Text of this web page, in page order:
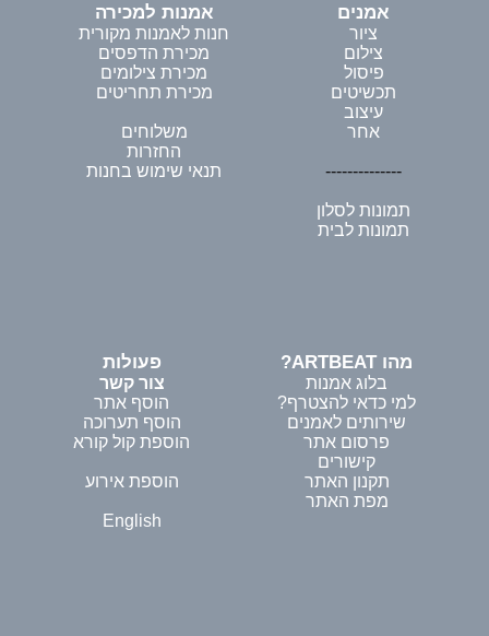
אמנים
ציור
צילום
פיסול
תכשיטים
עיצוב
אחר
--------------
תמונות לסלון
תמונות לבית
אמנות למכירה
חנות לאמנות מקורית
מכירת הדפסים
מכירת צילומים
מכירת תחריטים
משלוחים
החזרות
תנאי שימוש בחנות
מהו ARTBEAT?
בלוג אמנות
למי כדאי להצטרף?
שירותים לאמנים
פרסום אתר
קישורים
תקנון האתר
מפת האתר
פעולות
צור קשר
הוסף אתר
הוסף תערוכה
הוספת קול קורא
הוספת אירוע
English